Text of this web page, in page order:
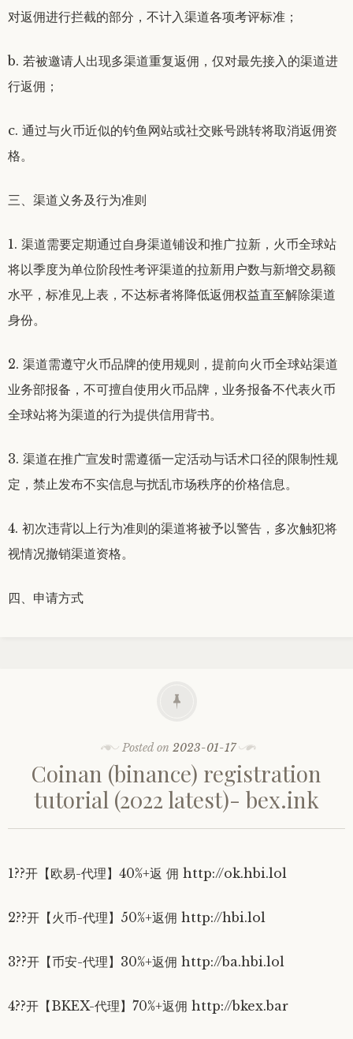
对返佣进行拦截的部分，不计入渠道各项考评标准；
b. 若被邀请人出现多渠道重复返佣，仅对最先接入的渠道进
行返佣；
c. 通过与火币近似的钓鱼网站或社交账号跳转将取消返佣资
格。
三、渠道义务及行为准则
1. 渠道需要定期通过自身渠道铺设和推广拉新，火币全球站
将以季度为单位阶段性考评渠道的拉新用户数与新增交易额
水平，标准见上表，不达标者将降低返佣权益直至解除渠道
身份。
2. 渠道需遵守火币品牌的使用规则，提前向火币全球站渠道
业务部报备，不可擅自使用火币品牌，业务报备不代表火币
全球站将为渠道的行为提供信用背书。
3. 渠道在推广宣发时需遵循一定活动与话术口径的限制性规
定，禁止发布不实信息与扰乱市场秩序的价格信息。
4. 初次违背以上行为准则的渠道将被予以警告，多次触犯将
视情况撤销渠道资格。
四、申请方式
Posted on2023-01-17
Coinan (binance) registration
tutorial (2022 latest)- bex.ink
1??开【欧易-代理】40%+返 佣 http://ok.hbi.lol
2??开【火币-代理】50%+返佣 http://hbi.lol
3??开【币安-代理】30%+返佣 http://ba.hbi.lol
4??开【BKEX-代理】70%+返佣 http://bkex.bar